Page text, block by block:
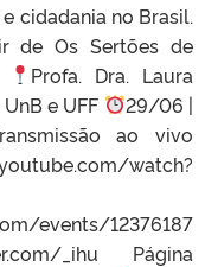
cidadania no Brasil.
de Os Sertões de
Profa. Dra. Laura
e UFF
29/06 |
ao vivo
watch?
events/12376187
_ihu Página